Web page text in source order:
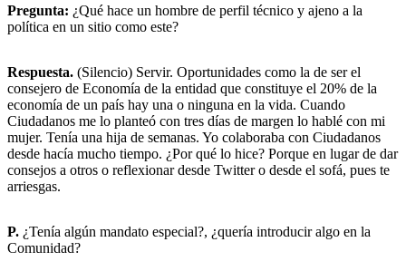
Pregunta: ¿Qué hace un hombre de perfil técnico y ajeno a la
política en un sitio como este?
Respuesta. (Silencio) Servir. Oportunidades como la de ser el
consejero de Economía de la entidad que constituye el 20% de la
economía de un país hay una o ninguna en la vida. Cuando
Ciudadanos me lo planteó con tres días de margen lo hablé con mi
mujer. Tenía una hija de semanas. Yo colaboraba con Ciudadanos
desde hacía mucho tiempo. ¿Por qué lo hice? Porque en lugar de dar
consejos a otros o reflexionar desde Twitter o desde el sofá, pues te
arriesgas.
P. ¿Tenía algún mandato especial?, ¿quería introducir algo en la
Comunidad?